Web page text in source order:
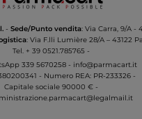
-Sede/Punto vendita: Via Carra, 9/A -
: Via F.lli Lumière 28/A – 43122
Tel. + 39 0521.785765 -
339 5670258- info@parmacart.it
- Numero REA: PR-233326 -
Capitale sociale 90000 € -